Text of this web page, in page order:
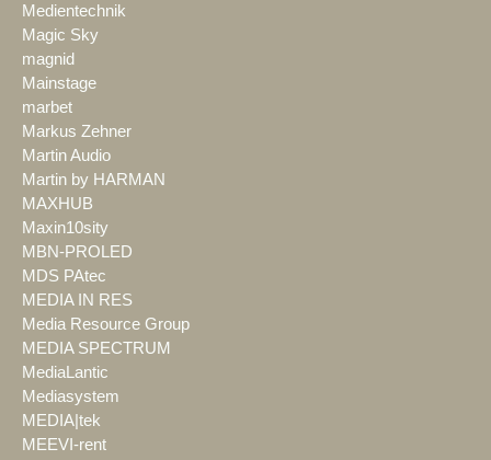
Medientechnik
Magic Sky
magnid
Mainstage
marbet
Markus Zehner
Martin Audio
Martin by HARMAN
MAXHUB
Maxin10sity
MBN-PROLED
MDS PAtec
MEDIA IN RES
Media Resource Group
MEDIA SPECTRUM
MediaLantic
Mediasystem
MEDIA|tek
MEEVI-rent